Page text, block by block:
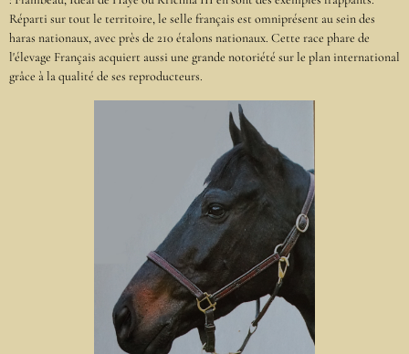
Réparti sur tout le territoire, le selle français est omniprésent au sein des
haras nationaux, avec près de 210 étalons nationaux. Cette race phare de
l'élevage Français acquiert aussi une grande notoriété sur le plan international
grâce à la qualité de ses reproducteurs.